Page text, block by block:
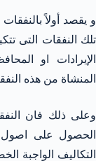
و يقصد أولاً
تلك النفقات التى
الإيرادات او
المنشاة من هذه
وعلى ذلك فان
الحصول على اصول
التكاليف الواجبة